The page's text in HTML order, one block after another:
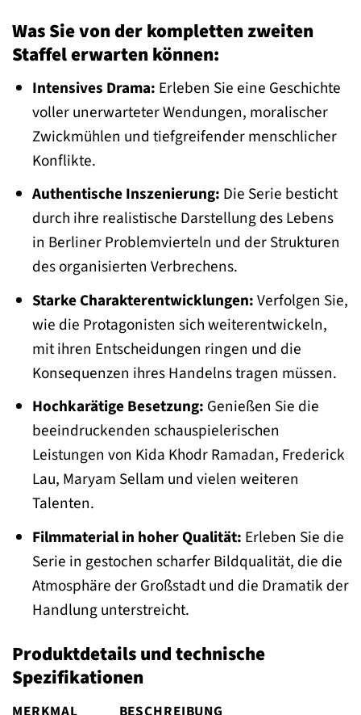
Was Sie von der kompletten zweiten
Staffel erwarten können:
Intensives Drama: Erleben Sie eine Geschichte
voller unerwarteter Wendungen, moralischer
Zwickmühlen und tiefgreifender menschlicher
Konflikte.
Authentische Inszenierung: Die Serie besticht
durch ihre realistische Darstellung des Lebens
in Berliner Problemvierteln und der Strukturen
des organisierten Verbrechens.
Starke Charakterentwicklungen:Verfolgen Sie,
wie die Protagonisten sich weiterentwickeln,
mit ihren Entscheidungen ringen und die
Konsequenzen ihres Handelns tragen müssen.
Hochkarätige Besetzung: Genießen Sie die
beeindruckenden schauspielerischen
Leistungen von Kida Khodr Ramadan, Frederick
Lau, Maryam Sellam und vielen weiteren
Talenten.
Filmmaterial in hoher Qualität: Erleben Sie die
Serie in gestochen scharfer Bildqualität, die die
Atmosphäre der Großstadt und die Dramatik der
Handlung unterstreicht.
Produktdetails und technische
Spezifikationen